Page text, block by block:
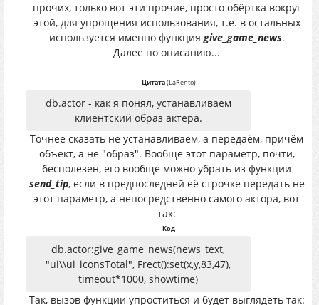
прочих, только вот эти прочие, просто обёртка вокруг
этой, для упрощения использования, т.е. в остальных
используется именно функция give_game_news.
Далее по описанию...
Цитата(LaRento)
db.actor - как я понял, устанавливаем
клиентский образ актёра.
Точнее сказать не устанавливаем, а передаём, причём
объект, а не "образ". Вообще этот параметр, почти,
бесполезен, его вообще можно убрать из функции
send_tip, если в предпоследней её строчке передать не
этот параметр, а непосредственно самого актора, вот
так:
Код
db.actor:give_game_news(news_text,
"ui\\ui_iconsTotal", Frect():set(x,y,83,47),
timeout*1000, showtime)
Так, вызов функции упроститься и будет выглядеть так: